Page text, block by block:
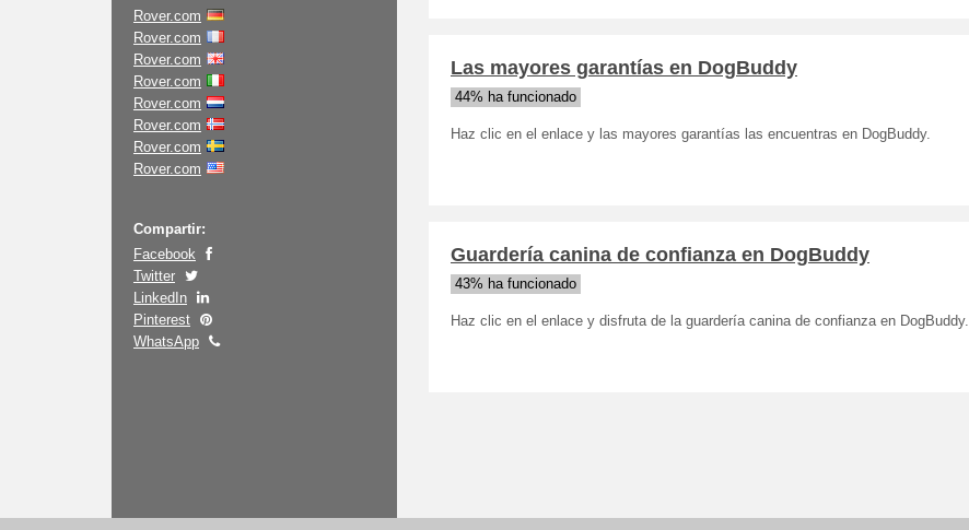
Rover.com
Rover.com
Rover.com
Rover.com
Rover.com
Rover.com
Rover.com
Rover.com
Compartir:
Facebook
Twitter
LinkedIn
Pinterest
WhatsApp
Las mayores garantías en DogBuddy
44% ha funcionado
Haz clic en el enlace y las mayores garantías las encuentras en DogBuddy.
Guardería canina de confianza en DogBuddy
43% ha funcionado
Haz clic en el enlace y disfruta de la guardería canina de confianza en DogBuddy.